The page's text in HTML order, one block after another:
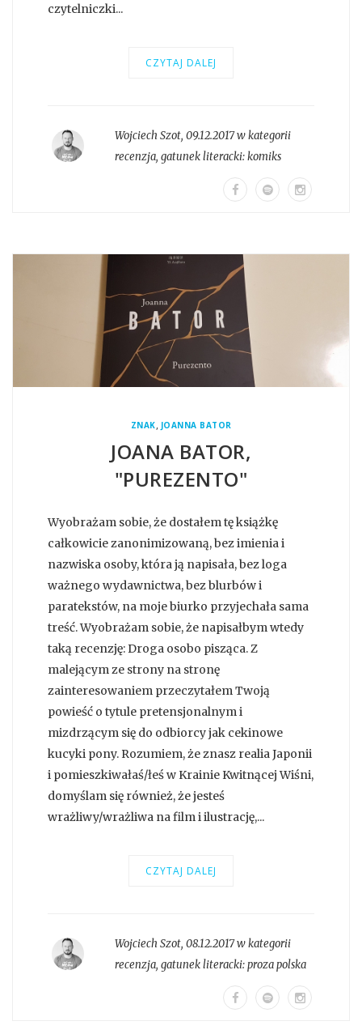
czytelniczki...
CZYTAJ DALEJ
Wojciech Szot, 09.12.2017 w kategorii
recenzja, gatunek literacki:komiks
ZNAK, JOANNA BATOR
JOANA BATOR,
"PUREZENTO"
Wyobrażam sobie, że dostałem tę książkę
całkowicie zanonimizowaną, bez imienia i
nazwiska osoby, która ją napisała, bez loga
ważnego wydawnictwa, bez blurbów i
paratekstów, na moje biurko przyjechała sama
treść. Wyobrażam sobie, że napisałbym wtedy
taką recenzję: Droga osobo pisząca. Z
malejącym ze strony na stronę
zainteresowaniem przeczytałem Twoją
powieść o tytule pretensjonalnym i
mizdrzącym się do odbiorcy jak cekinowe
kucyki pony. Rozumiem, że znasz realia Japonii
i pomieszkiwałaś/łeś w Krainie Kwitnącej Wiśni,
domyślam się również, że jesteś
wrażliwy/wrażliwa na film i ilustrację,...
CZYTAJ DALEJ
Wojciech Szot, 08.12.2017 w kategorii
recenzja, gatunek literacki:proza polska